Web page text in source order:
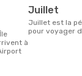
à
juillet
juillet est la période la plus chargée
pour voyager